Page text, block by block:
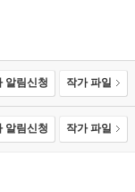
알림신청 작가 파일
알림신청 작가 파일